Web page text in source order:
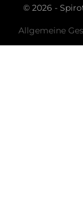
© 2026 -
Allgemeine